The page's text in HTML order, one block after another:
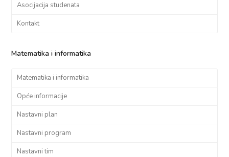
Asocijacija studenata
Kontakt
Matematika i informatika
Matematika i informatika
Opće informacije
Nastavni plan
Nastavni program
Nastavni tim